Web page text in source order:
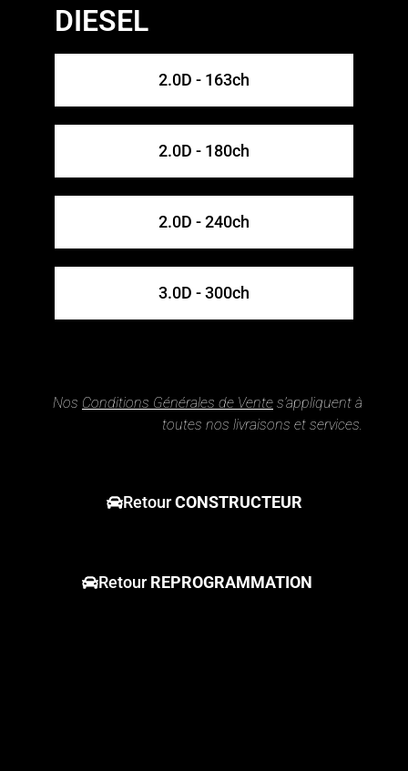
DIESEL
2.0D - 163ch
2.0D - 180ch
2.0D - 240ch
3.0D - 300ch
Nos Conditions Générales de Vente s’appliquent à
toutes nos livraisons et services.
RetourCONSTRUCTEUR
RetourREPROGRAMMATION